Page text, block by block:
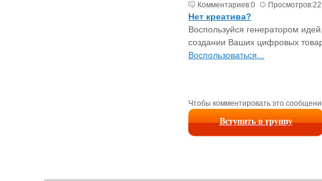
Комментариев:0 Просмотров:
Нет креатива?
Воспользуйся генератором
создании Ваших цифровых
Воспользоваться...
Чтобы комментировать это
Вступить в группу